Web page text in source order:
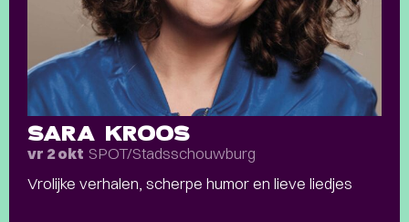
SARA KROOS
vr 2 okt SPOT/Stadsschouwburg
Vrolijke verhalen, scherpe humor en lieve liedjes